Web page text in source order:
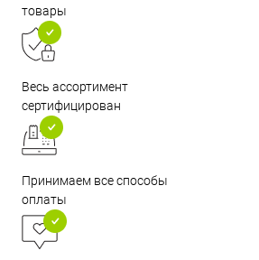
товары
Весь ассортимент
сертифицирован
Принимаем все способы
оплаты